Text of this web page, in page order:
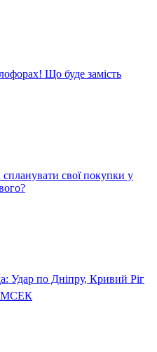
Що буде замість
свої покупки у
Удар по Дніпру, Кривий Ріг
МСЕК